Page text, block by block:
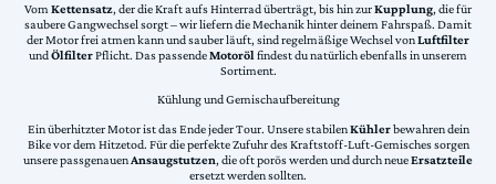
VomKettensatz, der die Kraft aufs Hinterrad überträgt, bis hin zurKupplung, die für
saubere Gangwechsel sorgt – wir liefern die Mechanik hinter deinem Fahrspaß. Damit
der Motor frei atmen kann und sauber läuft, sind regelmäßige Wechsel vonLuftfilter
undÖlfilterPflicht. Das passendeMotorölfindest du natürlich ebenfalls in unserem
Sortiment.
Kühlung und Gemischaufbereitung
Ein überhitzter Motor ist das Ende jeder Tour. Unsere stabilenKühlerbewahren dein
Bike vor dem Hitzetod. Für die perfekte Zufuhr des Kraftstoff-Luft-Gemisches sorgen
unsere passgenauenAnsaugstutzen, die oft porös werden und durch neueErsatzteile
ersetzt werden sollten.